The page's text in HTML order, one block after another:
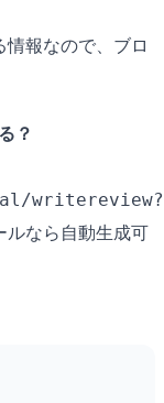
情報なので、ブロ
？
writereview?
ルなら自動生成可